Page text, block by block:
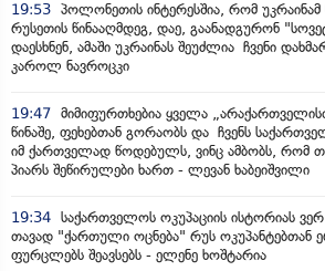
19:53 პოლონეთის ინტერესშია, რომ
რუსეთის წინააღმდეგ, დაე, გაანადგურონ
დაესხნენ, ამაში უკრაინას შეუძლია ჩვენი
კაროლ ნავროცკი
19:47 მიმიფურთხებია ყველა
წინაშე, ფეხებთან გორაობს და ჩვენს
იმ ქართველად წოდებულს, ვინც ამბობს, რომ
პიარს შეწირულები ხართ - ლევან ხაბეიშვილი
19:34 საქართველოს ოკუპაციის ისტორიას
თავად "ქართული ოცნება" რუს ოკუპანტებთან
ფურცლებს შეავსებს - ელენე ხოშტარია